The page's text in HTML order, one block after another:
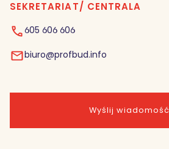
Wyślij wiadomość
SEKRETARIAT/ CENTRALA
605 606 606
biuro@profbud.info